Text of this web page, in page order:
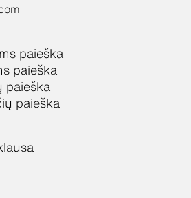
paieška
paieška
paieška
paieška